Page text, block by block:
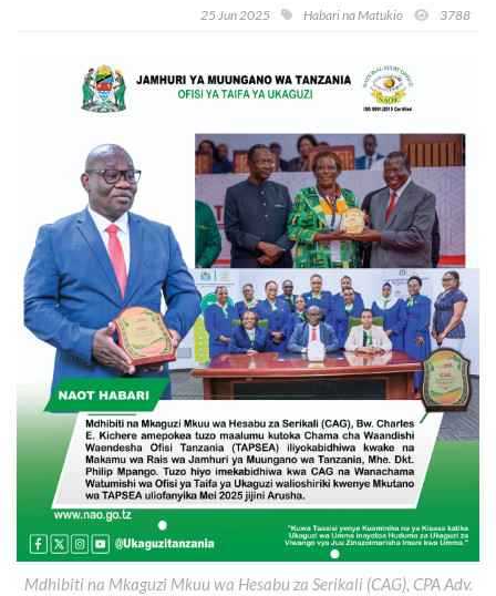
25 Jun 2025 Habari na Matukio 3788
Mdhibiti na Mkaguzi Mkuu wa Hesabu za Serikali (CAG), CPA Adv.